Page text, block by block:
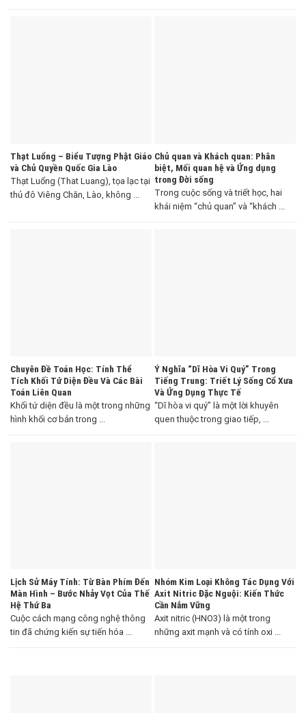
Thạt Luổng – Biểu Tượng Phật Giáo
và Chủ Quyền Quốc Gia Lào
Thạt Luổng (That Luang), tọa lạc tại
thủ đô Viêng Chăn, Lào, không ...
Chủ quan và Khách quan: Phân
biệt, Mối quan hệ và Ứng dụng
trong Đời sống
Trong cuộc sống và triết học, hai
khái niệm “chủ quan” và “khách ...
Chuyên Đề Toán Học: Tính Thể
Tích Khối Tứ Diện Đều Và Các Bài
Toán Liên Quan
Khối tứ diện đều là một trong những
hình khối cơ bản trong ...
Ý Nghĩa “Dĩ Hòa Vi Quý” Trong
Tiếng Trung: Triết Lý Sống Cổ Xưa
Và Ứng Dụng Thực Tế
“Dĩ hòa vi quý” là một lời khuyên
quen thuộc trong giao tiếp, ...
Lịch Sử Máy Tính: Từ Bàn Phím Đến
Màn Hình – Bước Nhảy Vọt Của Thế
Hệ Thứ Ba
Cuộc cách mạng công nghệ thông
tin đã chứng kiến sự tiến hóa ...
Nhóm Kim Loại Không Tác Dụng Với
Axit Nitric Đặc Nguội: Kiến Thức
Cần Nắm Vững
Axit nitric (HNO3) là một trong
những axit mạnh và có tính oxi ...